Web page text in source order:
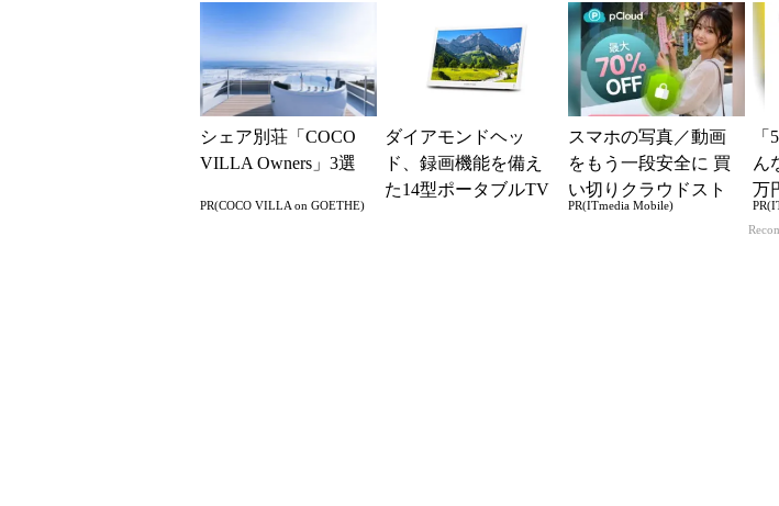
ス
シェア別荘「COCO
VILLA Owners」3選
PR(COCO VILLA on GOETHE)
ダイアモンドヘッ
ド、録画機能を備え
た14型ポータブルTV
スマホの写真／動画
をもう一段安全に 買
い切りクラウドスト
レージ
PR(ITmedia Mobile)
ん
万